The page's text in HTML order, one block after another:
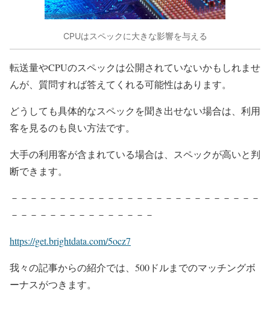
CPUはスペックに大きな影響を与える
転送量やCPUのスペックは公開されていないかもしれませ
んが、質問すれば答えてくれる可能性はあります。
どうしても具体的なスペックを聞き出せない場合は、利用
客を見るのも良い方法です。
大手の利用客が含まれている場合は、スペックが高いと判
断できます。
－－－－－－－－－－－－－－－－－－－－－－－－－－
－－－－－－－－－－－－－－－
https://get.brightdata.com/5ocz7
我々の記事からの紹介では、500ドルまでのマッチングボ
ーナスがつきます。